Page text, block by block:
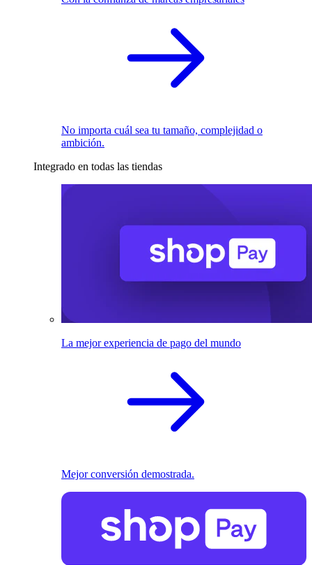
No importa cuál sea tu tamaño, complejidad o
ambición.
Integrado en todas las tiendas
La mejor experiencia de pago del mundo
Mejor conversión demostrada.